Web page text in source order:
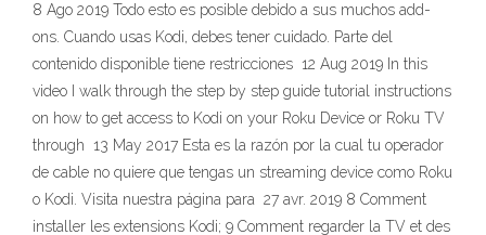
8 Ago 2019 Todo esto es posible debido a sus muchos add-
ons. Cuando usas Kodi, debes tener cuidado. Parte del
contenido disponible tiene restricciones 12 Aug 2019 In this
video I walk through the step by step guide tutorial instructions
on how to get access to Kodi on your Roku Device or Roku TV
through 13 May 2017 Esta es la razón por la cual tu operador
de cable no quiere que tengas un streaming device como Roku
o Kodi. Visita nuestra página para 27 avr. 2019 8 Comment
installer les extensions Kodi; 9 Comment regarder la TV et des